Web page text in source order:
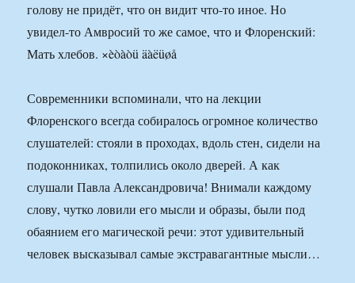
голову не придёт, что он видит что-то иное. Но
увидел-то Амвросий то же самое, что и Флоренский:
Мать хлебов. ×èòàòü äàëüøå
Современники вспоминали, что на лекции
Флоренского всегда собиралось огромное количество
слушателей: стояли в проходах, вдоль стен, сидели на
подоконниках, толпились около дверей. А как
слушали Павла Александровича! Внимали каждому
слову, чутко ловили его мысли и образы, были под
обаянием его магической речи: этот удивительный
человек высказывал самые экстравагантные мысли…